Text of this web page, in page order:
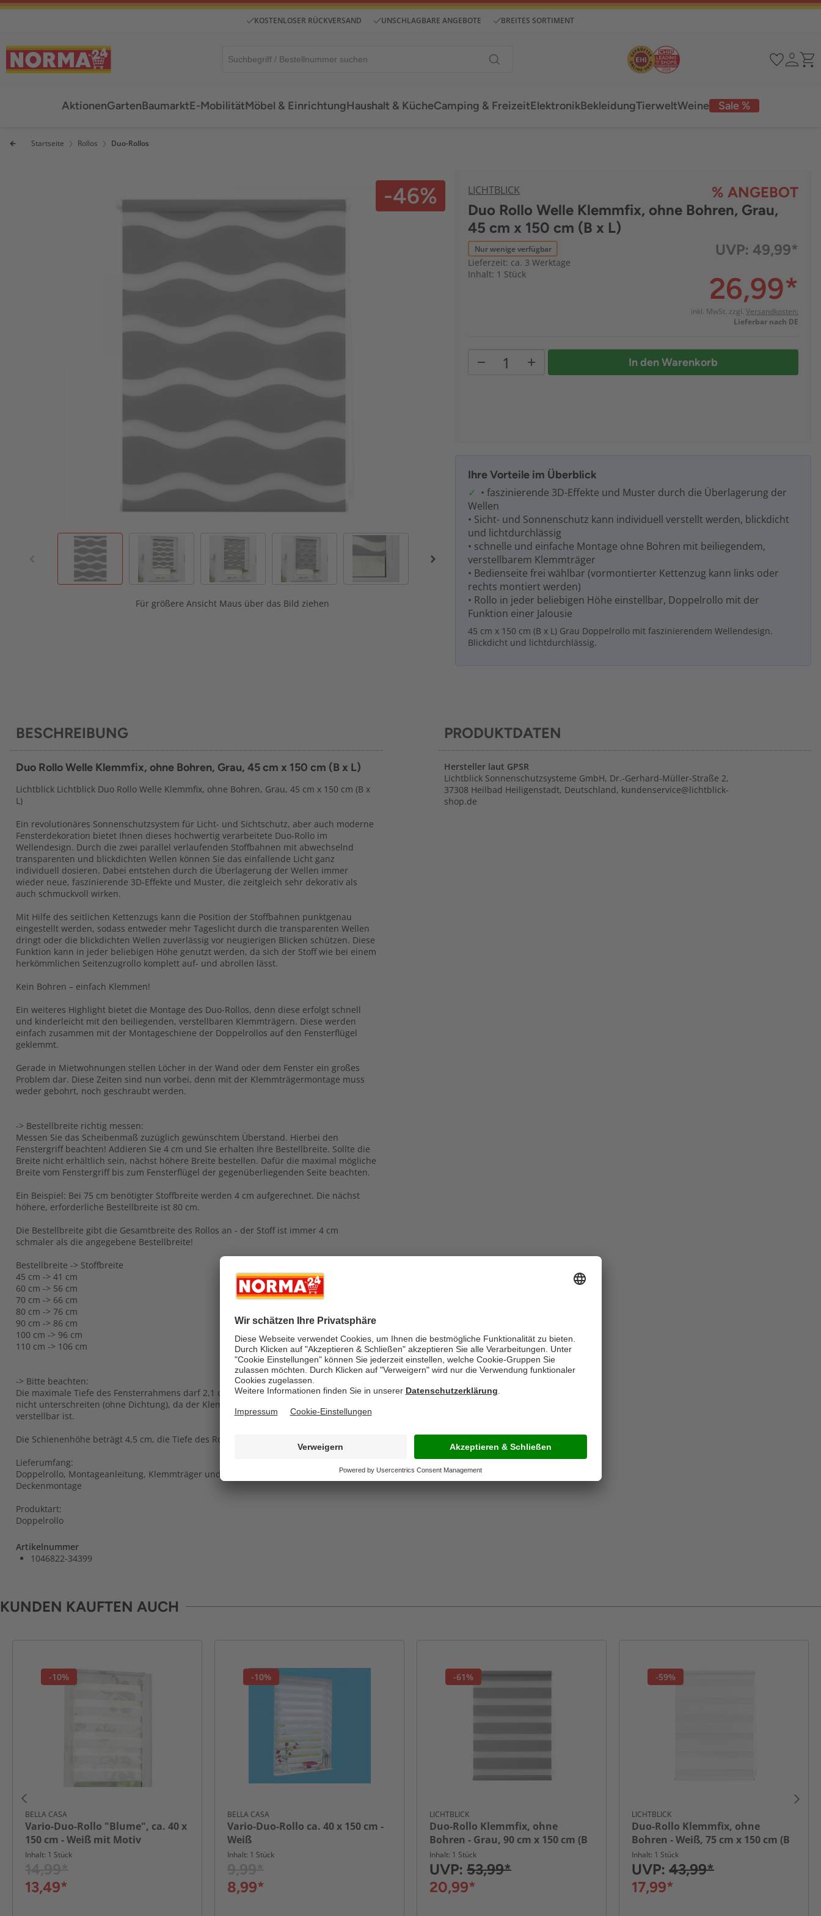
KOSTENLOSER RÜCKVERSAND UNSCHLAGBARE ANGEBOTE BREITES SORTIMENT
AktionenGartenBaumarktE-MobilitätMöbel & EinrichtungHaushalt & KücheCamping & Freizeit Sale %
ElektronikBekleidungTierweltWeine
Startseite Rollos Duo-Rollos
Für größere Ansicht Maus über das Bild ziehen
-46% LICHTBLICK
% ANGEBOT
Duo Rollo Welle Klemmfix, ohne Bohren, Grau,
45 cm x 150 cm (B x L)
Nur wenige verfügbar
Lieferzeit: ca. 3 Werktage
Inhalt: 1 Stück
UVP: 49,99*
26,99*
inkl. MwSt. zzgl. Versandkosten:
Lieferbar nach DE
In den Warenkorb
Ihre Vorteile im Überblick
• faszinierende 3D-Effekte und Muster durch die Überlagerung der
Wellen
• Sicht- und Sonnenschutz kann individuell verstellt werden, blickdicht
und lichtdurchlässig
• schnelle und einfache Montage ohne Bohren mit beiliegendem,
verstellbarem Klemmträger
• Bedienseite frei wählbar (vormontierter Kettenzug kann links oder
rechts montiert werden)
• Rollo in jeder beliebigen Höhe einstellbar, Doppelrollo mit der
Funktion einer Jalousie
45 cm x 150 cm (B x L) Grau Doppelrollo mit faszinierendem Wellendesign.
Blickdicht und lichtdurchlässig.
BESCHREIBUNG
Duo Rollo Welle Klemmfix, ohne Bohren, Grau, 45 cm x 150 cm (B x L)
Lichtblick Lichtblick Duo Rollo Welle Klemmfix, ohne Bohren, Grau, 45 cm x 150 cm (B x
L)
Ein revolutionäres Sonnenschutzsystem für Licht- und Sichtschutz, aber auch moderne
Fensterdekoration bietet Ihnen dieses hochwertig verarbeitete Duo-Rollo im
Wellendesign. Durch die zwei parallel verlaufenden Stoffbahnen mit abwechselnd
transparenten und blickdichten Wellen können Sie das einfallende Licht ganz
individuell dosieren. Dabei entstehen durch die Überlagerung der Wellen immer
wieder neue, faszinierende 3D-Effekte und Muster, die zeitgleich sehr dekorativ als
auch schmuckvoll wirken.
Mit Hilfe des seitlichen Kettenzugs kann die Position der Stoffbahnen punktgenau
eingestellt werden, sodass entweder mehr Tageslicht durch die transparenten Wellen
dringt oder die blickdichten Wellen zuverlässig vor neugierigen Blicken schützen. Diese
Funktion kann in jeder beliebigen Höhe genutzt werden, da sich der Stoff wie bei einem
herkömmlichen Seitenzugrollo komplett auf- und abrollen lässt.
Kein Bohren – einfach Klemmen!
Ein weiteres Highlight bietet die Montage des Duo-Rollos, denn diese erfolgt schnell
und kinderleicht mit den beiliegenden, verstellbaren Klemmträgern. Diese werden
einfach zusammen mit der Montageschiene der Doppelrollos auf den Fensterflügel
geklemmt.
Gerade in Mietwohnungen stellen Löcher in der Wand oder dem Fenster ein großes
Problem dar. Diese Zeiten sind nun vorbei, denn mit der Klemmträgermontage muss
weder gebohrt, noch geschraubt werden.
-> Bestellbreite richtig messen:
Messen Sie das Scheibenmaß zuzüglich gewünschtem Überstand. Hierbei den
Fenstergriff beachten! Addieren Sie 4 cm und Sie erhalten Ihre Bestellbreite. Sollte die
Breite nicht erhältlich sein, nächst höhere Breite bestellen. Dafür die maximal mögliche
Breite vom Fenstergriff bis zum Fensterflügel der gegenüberliegenden Seite beachten.
Ein Beispiel: Bei 75 cm benötigter Stoffbreite werden 4 cm aufgerechnet. Die nächst
höhere, erforderliche Bestellbreite ist 80 cm.
Die Bestellbreite gibt die Gesamtbreite des Rollos an - der Stoff ist immer 4 cm
schmaler als die angegebene Bestellbreite!
Bestellbreite -> Stoffbreite
45 cm -> 41 cm
60 cm -> 56 cm
70 cm -> 66 cm
80 cm -> 76 cm
90 cm -> 86 cm
100 cm -> 96 cm
110 cm -> 106 cm
-> Bitte beachten:
Die maximale Tiefe des Fensterrahmens darf 2,1 cm nicht überschreiten und 1,6 cm
nicht unterschreiten (ohne Dichtung), da der Klemmträger nur in diesem Bereich
verstellbar ist.
Die Schienenhöhe beträgt 4,5 cm, die Tiefe des Rollos inklusive Träger 6 cm.
Lieferumfang:
Doppelrollo, Montageanleitung, Klemmträger und Zubehör für Wand- und
Deckenmontage
Produktart:
Doppelrollo
Artikelnummer
1046822-34399
PRODUKTDATEN
Hersteller laut GPSR
Lichtblick Sonnenschutzsysteme GmbH, Dr.-Gerhard-Müller-Straße 2,
37308 Heilbad Heiligenstadt, Deutschland, kundenservice@lichtblick-
shop.de
KUNDEN KAUFTEN AUCH
-10%
BELLA CASA
Vario-Duo-Rollo "Blume", ca. 40 x
150 cm - Weiß mit Motiv
Inhalt: 1 Stück
13,49*
-10%
BELLA CASA
Vario-Duo-Rollo ca. 40 x 150 cm -
Weiß
Inhalt: 1 Stück
8,99*
-61%
LICHTBLICK
Duo-Rollo Klemmfix, ohne
Bohren - Grau, 90 cm x 150 cm (B
x L)
Inhalt: 1 Stück
UVP: 53,99*
20,99*
-59%
LICHTBLICK
Duo-Rollo Klemmfix, ohne
Bohren - Weiß, 75 cm x 150 cm (B
x L)
Inhalt: 1 Stück
UVP: 43,99*
17,99*